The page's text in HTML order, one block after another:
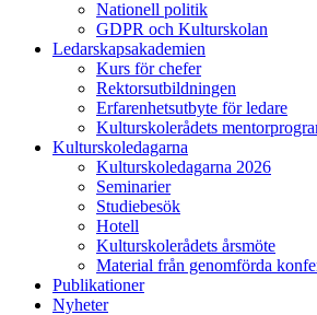
Nationell politik
GDPR och Kulturskolan
Ledarskapsakademien
Kurs för chefer
Rektorsutbildningen
Erfarenhetsutbyte för ledare
Kulturskolerådets
Kulturskoledagarna
Kulturskoledagarna 2026
Seminarier
Studiebesök
Hotell
Kulturskolerådets årsmöte
Material från genomförda
Publikationer
Nyheter